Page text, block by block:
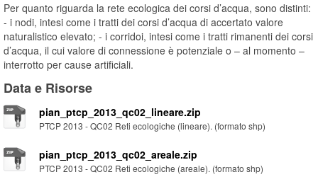
Per quanto riguarda la rete ecologica dei corsi d’acqua, sono distinti:
- i nodi, intesi come i tratti dei corsi d’acqua di accertato valore
naturalistico elevato; - i corridoi, intesi come i tratti rimanenti dei corsi
d’acqua, il cui valore di connessione è potenziale o – al momento –
interrotto per cause artificiali.
Data e Risorse
pian_ptcp_2013_qc02_lineare.zip
PTCP 2013 - QC02 Reti ecologiche (lineare). (formato shp)
pian_ptcp_2013_qc02_areale.zip
PTCP 2013 - QC02 Reti ecologiche (areale). (formato shp)